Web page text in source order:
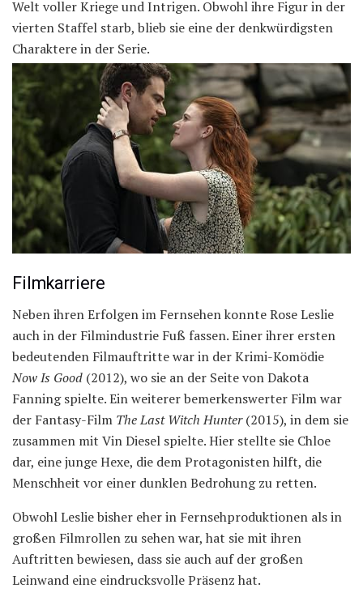
Welt voller Kriege und Intrigen. Obwohl ihre Figur in der
vierten Staffel starb, blieb sie eine der denkwürdigsten
Charaktere in der Serie.
Filmkarriere
Neben ihren Erfolgen im Fernsehen konnte Rose Leslie
auch in der Filmindustrie Fuß fassen. Einer ihrer ersten
bedeutenden Filmauftritte war in der Krimi-Komödie
Now Is Good (2012), wo sie an der Seite von Dakota
Fanning spielte. Ein weiterer bemerkenswerter Film war
der Fantasy-Film The Last Witch Hunter(2015), in dem sie
zusammen mit Vin Diesel spielte. Hier stellte sie Chloe
dar, eine junge Hexe, die dem Protagonisten hilft, die
Menschheit vor einer dunklen Bedrohung zu retten.
Obwohl Leslie bisher eher in Fernsehproduktionen als in
großen Filmrollen zu sehen war, hat sie mit ihren
Auftritten bewiesen, dass sie auch auf der großen
Leinwand eine eindrucksvolle Präsenz hat.